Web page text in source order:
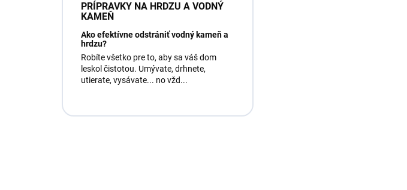
PRÍPRAVKY NA HRDZU A VODNÝ
KAMEŇ
Ako efektívne odstrániť vodný kameň a
hrdzu?
Robíte všetko pre to, aby sa váš dom
leskol čistotou. Umývate, drhnete,
utierate, vysávate... no vžd...